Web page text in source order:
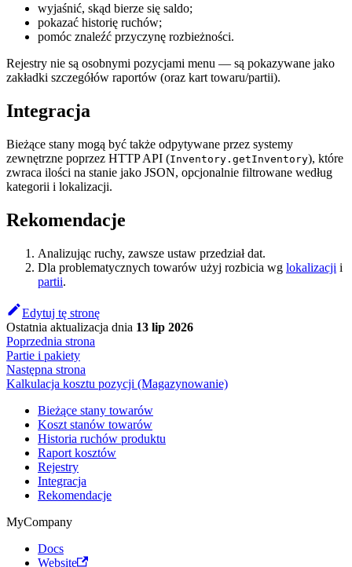
wyjaśnić, skąd bierze się saldo;
pokazać historię ruchów;
pomóc znaleźć przyczynę rozbieżności.
Rejestry nie są osobnymi pozycjami menu — są pokazywane jako
zakładki szczegółów raportów (oraz kart towaru/partii).
Integracja
Bieżące stany mogą być także odpytywane przez systemy
zewnętrzne poprzez HTTP API (Inventory.getInventory), które
zwraca ilości na stanie jako JSON, opcjonalnie filtrowane według
kategorii i lokalizacji.
Rekomendacje
Analizując ruchy, zawsze ustaw przedział dat.
Dla problematycznych towarów użyj rozbicia wg lokalizacji i
partii.
Edytuj tę stronę
Ostatnia aktualizacja dnia 13 lip 2026
Poprzednia strona
Partie i pakiety
Następna strona
Kalkulacja kosztu pozycji (Magazynowanie)
Bieżące stany towarów
Koszt stanów towarów
Historia ruchów produktu
Raport kosztów
Rejestry
Integracja
Rekomendacje
MyCompany
Docs
Website